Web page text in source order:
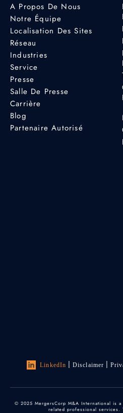
A Propos De Nous
Notre Équipe
Localisation Des Sites
Réseau
Industries
Service
Presse
Salle De Presse
Carrière
Blog
Partenaire Autorisé
LinkedIn Disclaimer
© 2025 MergersCorp M&A International is
related professional services.